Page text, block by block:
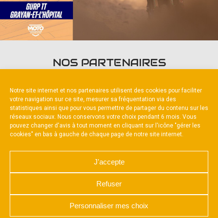
Notre site internet et nos partenaires utilisent des cookies pour faciliter
votre navigation sur ce site, mesurer sa fréquentation via des
statistiques ainsi que pour vous permettre de partager du contenu sur les
réseaux sociaux. Nous conservons votre choix pendant 6 mois. Vous
pouvez changer d'avis à tout moment en cliquant sur l'icône "gérer les
cookies" en bas à gauche de chaque page de notre site internet.
J'accepte
Refuser
Personnaliser mes choix
NOS PARTENAIRES
Partenaire constructeur
NOUS CONTACTER
MENTIONS LÉGALES
CHARTE DE CONFIDENTIALITÉ